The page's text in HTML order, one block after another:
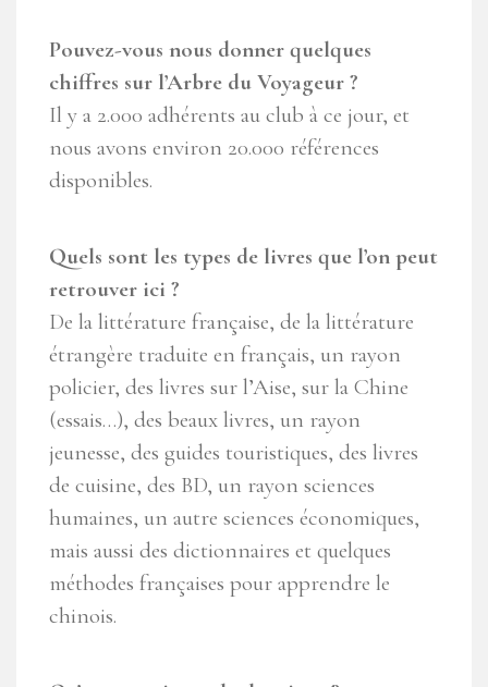
Pouvez-vous nous donner quelques
chiffres sur l’Arbre du Voyageur ?
Il y a 2.000 adhérents au club à ce jour, et
nous avons environ 20.000 références
disponibles.
Quels sont les types de livres que l’on peut
retrouver ici ?
De la littérature française, de la littérature
étrangère traduite en français, un rayon
policier, des livres sur l’Aise, sur la Chine
(essais…), des beaux livres, un rayon
jeunesse, des guides touristiques, des livres
de cuisine, des BD, un rayon sciences
humaines, un autre sciences économiques,
mais aussi des dictionnaires et quelques
méthodes françaises pour apprendre le
chinois.